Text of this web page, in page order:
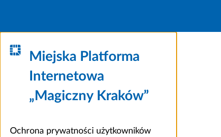
Miejska Platforma
Internetowa
„Magiczny Kraków”
Ochrona prywatności użytkowników